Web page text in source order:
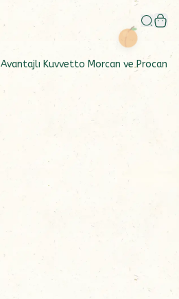
Avantajlı Kuvvetto Morcan ve Procan